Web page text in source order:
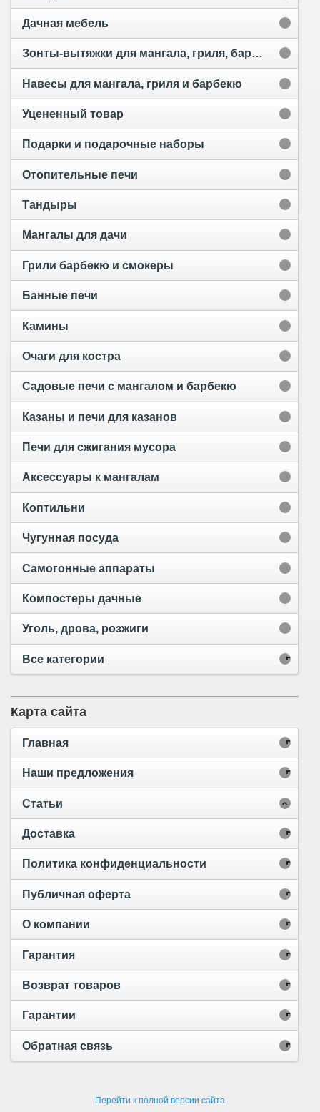
Дачная мебель
Зонты-вытяжки для мангала, гриля, барбекю и тандыра
Навесы для мангала, гриля и барбекю
Уцененный товар
Подарки и подарочные наборы
Отопительные печи
Тандыры
Мангалы для дачи
Грили барбекю и смокеры
Банные печи
Камины
Очаги для костра
Садовые печи с мангалом и барбекю
Казаны и печи для казанов
Печи для сжигания мусора
Аксессуары к мангалам
Коптильни
Чугунная посуда
Самогонные аппараты
Компостеры дачные
Уголь, дрова, розжиги
Все категории
Карта сайта
Главная
Наши предложения
Статьи
Доставка
Политика конфиденциальности
Публичная оферта
О компании
Гарантия
Возврат товаров
Гарантии
Обратная связь
Перейти к полной версии сайта